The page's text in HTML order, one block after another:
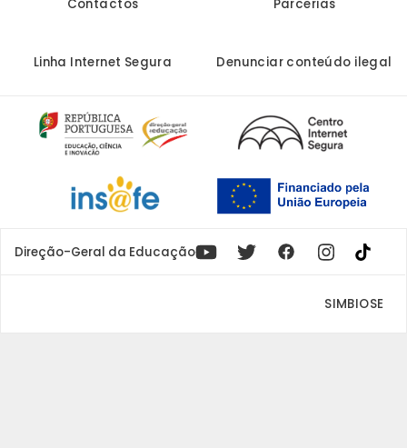
Contactos Parcerias
Linha Internet Segura Denunciar conteúdo ilegal
Direção-Geral da Educação
SIMBIOSE
Youtube
X
Facebook
Instagram